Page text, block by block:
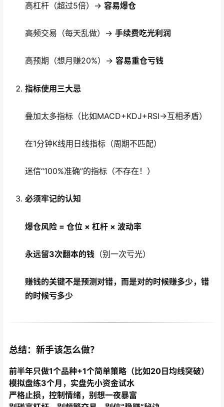
高杠杆（超过5倍）→ 容易爆仓
高频交易（每天乱做）→ 手续费吃光利润
高预期（想月赚20%）→ 容易重仓亏钱
指标使用三大忌
叠加太多指标（比如MACD+KDJ+RSI→互相矛盾）
在1分钟K线用日线指标（周期不匹配）
迷信“100%准确”的指标（不存在！）
必须牢记的认知
爆仓风险 = 仓位 × 杠杆 × 波动率
永远留3次翻本的钱 （别一次亏光）
赚钱的关键不是预测对错，而是对的时候赚多少，错
的时候亏多少
总结：新手该怎么做？
前半年只做1个品种+1个简单策略（比如20日均线突破）
模拟盘练3个月，实盘先小资金试水
严格止损，控制情绪，别想一夜暴富